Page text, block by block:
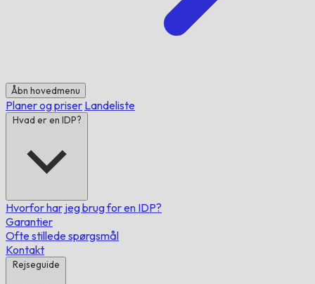
Åbn hovedmenu
Planer og priser Landeliste
Hvad er en IDP?
Hvorfor har jeg brug for en IDP?
Garantier
Ofte stillede spørgsmål
Kontakt
Rejseguide